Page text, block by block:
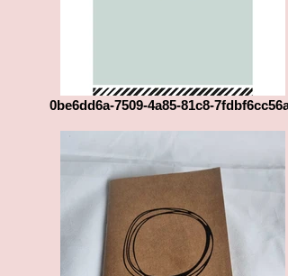
0be6dd6a-7509-4a85-81c8-7fdbf6cc56a0